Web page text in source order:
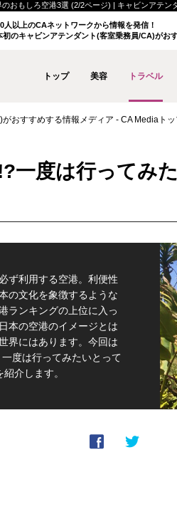
おもしろ空港3選 (2/2ページ) | キャビンアテ
人以上のCAネットワークから情報を発信！
初のキャビンアテンダント(客室乗務員/CA)がお
トップ 美容 トラベル
おすすめする情報メディア - CA Mediaト
一度は行ってみ
ず利用する空港。利便性
の文化を象徴するような
ランキングの上位に入っ
本の空港のイメージとは
界にはあります。今回は
度は行ってみたいとって
介します。